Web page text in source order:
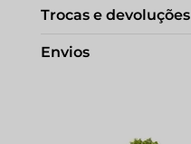
Trocas e devoluções
Envios